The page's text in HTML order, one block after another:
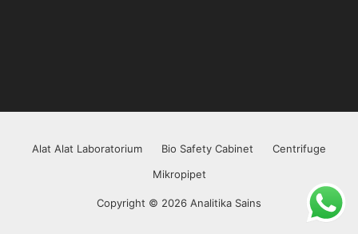
Alat Alat Laboratorium Bio Safety Cabinet
Centrifuge
Mikropipet
Copyright © 2026 Analitika Sains